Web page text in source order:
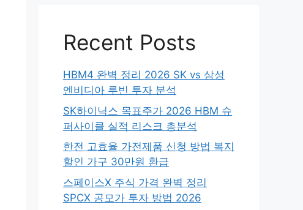
Recent Posts
HBM4 완벽 정리 2026 SK vs 삼성
엔비디아 루빈 투자 분석
SK하이닉스 목표주가 2026 HBM 슈
퍼사이클 실적 리스크 총분석
한전 고효율 가전제품 신청 방법 복지
할인 가구 30만원 환급
스페이스X 주식 가격 완벽 정리
SPCX 공모가 투자 방법 2026